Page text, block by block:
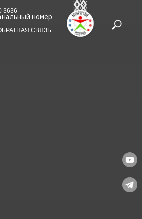
номер
3636
СВЯЗЬ